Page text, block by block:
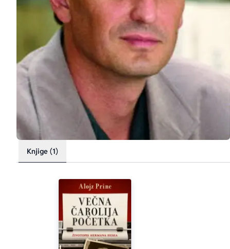
Knjige (1)